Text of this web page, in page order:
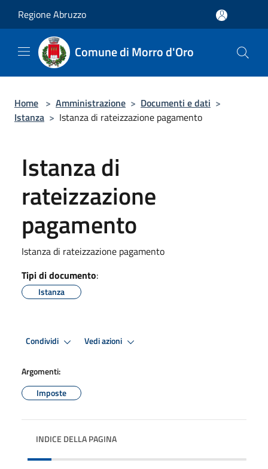
Regione Abruzzo
Comune di Morro d'Oro
Home > Amministrazione > Documenti e dati >
Istanza > Istanza di rateizzazione pagamento
Istanza di
rateizzazione
pagamento
Istanza di rateizzazione pagamento
Tipi di documento:
Istanza
Condividi Vedi azioni
Argomenti:
Imposte
INDICE DELLA PAGINA